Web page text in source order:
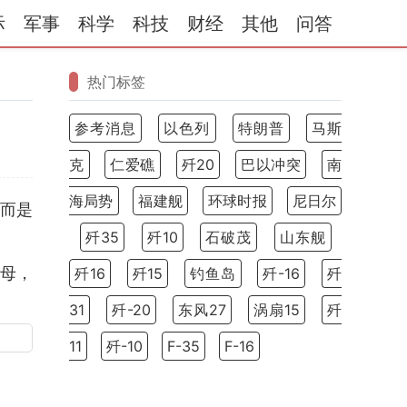
军事 科学 科技 财经 其他 问答
是
，
热门标签
参考消息 以色列 特朗普
马斯
克
仁爱礁 歼20 巴以冲突
南
海局势
福建舰 环球时报
尼日尔
歼35
歼10 石破茂
山东舰
歼16
歼15 钓鱼岛 歼-16
歼
31
歼-20 东风27 涡扇15
歼
11
歼-10 F-35 F-16